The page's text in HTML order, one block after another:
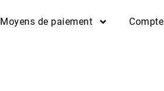
Moyens de paiement Compte